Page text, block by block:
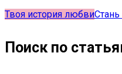
Твоя история любви
Поиск по